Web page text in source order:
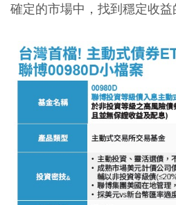
確定的市場中，找到穩定收益